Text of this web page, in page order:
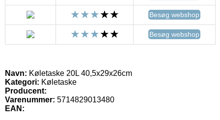
Besøg webshop
Besøg webshop
Navn: Køletaske 20L 40,5x29x26cm
Kategori: Køletaske
Producent:
Varenummer: 5714829013480
EAN: